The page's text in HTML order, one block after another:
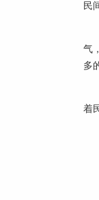
民
气
多
着